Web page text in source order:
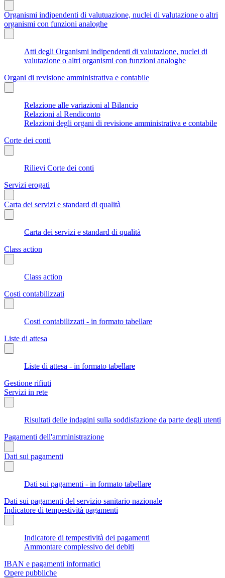
Organismi indipendenti di valutuazione, nuclei di valutazione o altri
organismi con funzioni analoghe
Atti degli Organismi indipendenti di valutazione, nuclei di
valutazione o altri organismi con funzioni analoghe
Organi di revisione amministrativa e contabile
Relazione alle variazioni al Bilancio
Relazioni al Rendiconto
Relazioni degli organi di revisione amministrativa e contabile
Corte dei conti
Rilievi Corte dei conti
Servizi erogati
Carta dei servizi e standard di qualità
Carta dei servizi e standard di qualità
Class action
Class action
Costi contabilizzati
Costi contabilizzati - in formato tabellare
Liste di attesa
Liste di attesa - in formato tabellare
Gestione rifiuti
Servizi in rete
Risultati delle indagini sulla soddisfazione da parte degli utenti
Pagamenti dell'amministrazione
Dati sui pagamenti
Dati sui pagamenti - in formato tabellare
Dati sui pagamenti del servizio sanitario nazionale
Indicatore di tempestività pagamenti
Indicatore di tempestività dei pagamenti
Ammontare complessivo dei debiti
IBAN e pagamenti informatici
Opere pubbliche